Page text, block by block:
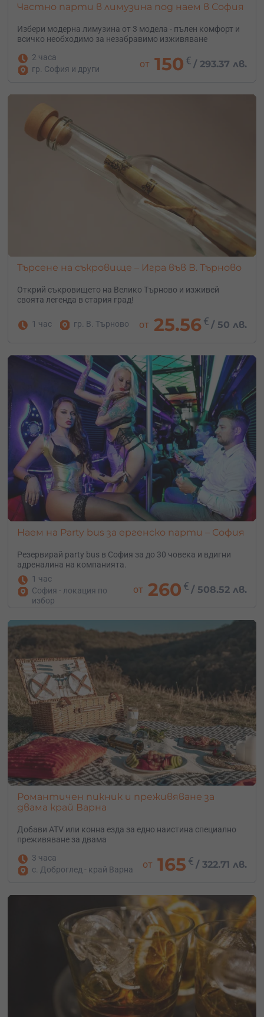
Частно парти в лимузина под наем в София
Избери модерна лимузина от 3 модела - пълен комфорт и
всичко необходимо за незабравимо изживяване
2 часа
гр. София и други
от 150 € /293.37 лв.
Търсене на съкровище – Игра във В. Търново
Открий съкровището на Велико Търново и изживей
своята легенда в стария град!
1 час гр. В. Търново от 25.56€ / 50 лв.
Наем на Party bus за ергенско парти – София
Резервирай party bus в София за до 30 човека и вдигни
адреналина на компанията.
1 час
София - локация по
избор
от 260 € /508.52 лв.
Романтичен пикник и преживяване за
двама край Варна
Добави ATV или конна езда за едно наистина специално
преживяване за двама
3 часа
с. Доброглед - край Варна
от 165 € /322.71 лв.